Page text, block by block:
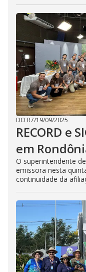
DO R7/19/09/2025
RECORD e
em
O superintendente
emissora nesta
continuidade da